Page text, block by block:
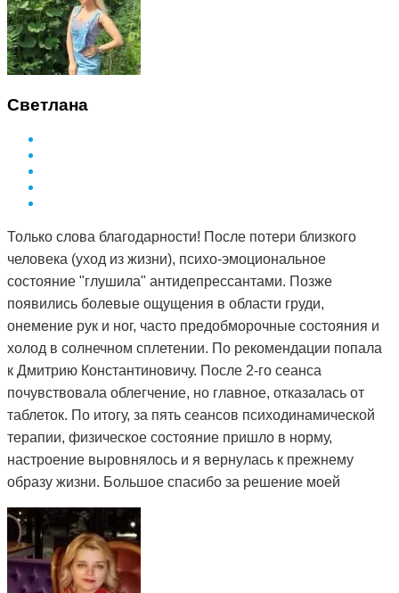
Светлана
Только слова благодарности! После потери близкого
человека (уход из жизни), психо-эмоциональное
состояние "глушила" антидепрессантами. Позже
появились болевые ощущения в области груди,
онемение рук и ног, часто предобморочные состояния и
холод в солнечном сплетении. По рекомендации попала
к Дмитрию Константиновичу. После 2-го сеанса
почувствовала облегчение, но главное, отказалась от
таблеток. По итогу, за пять сеансов психодинамической
терапии, физическое состояние пришло в норму,
настроение выровнялось и я вернулась к прежнему
образу жизни. Большое спасибо за решение моей
проблемы и деликатный подход.